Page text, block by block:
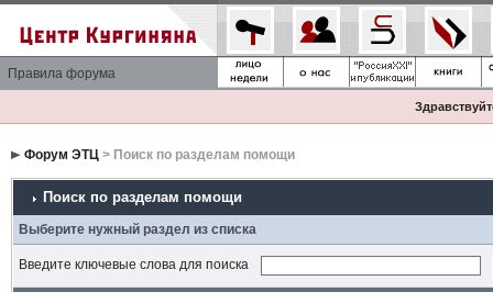
Правила форума
Форум ЭТЦ> Поиск по разделам помощи
Поиск по разделам помощи
Выберите нужный раздел из списка
Введите ключевые слова для поиска